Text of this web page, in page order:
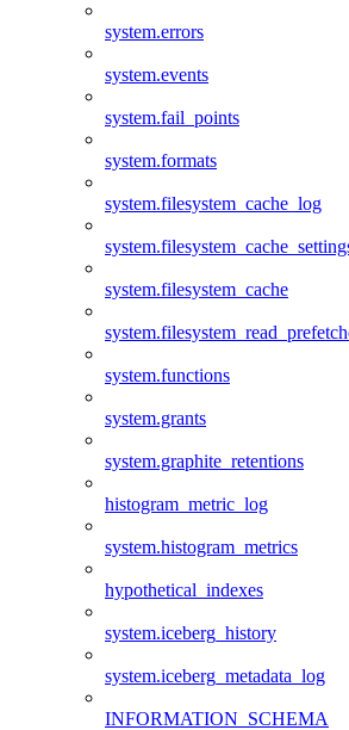
system.errors
system.events
system.fail_points
system.formats
system.filesystem_cache_log
system.filesystem_cache
system.functions
system.grants
system.graphite_retentions
histogram_metric_log
system.histogram_metrics
hypothetical_indexes
system.iceberg_history
system.iceberg_metadata_log
INFORMATION_SCHEMA